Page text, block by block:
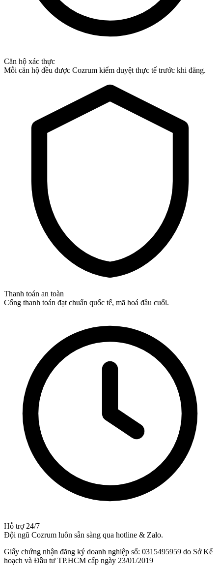
Căn hộ xác thực
Mỗi căn hộ đều được Cozrum kiểm duyệt thực tế trước khi đăng.
Thanh toán an toàn
Cổng thanh toán đạt chuẩn quốc tế, mã hoá đầu cuối.
Hỗ trợ 24/7
Đội ngũ Cozrum luôn sẵn sàng qua hotline & Zalo.
Giấy chứng nhận đăng ký doanh nghiệp số: 0315495959 do Sở Kế
hoạch và Đầu tư TP.HCM cấp ngày 23/01/2019